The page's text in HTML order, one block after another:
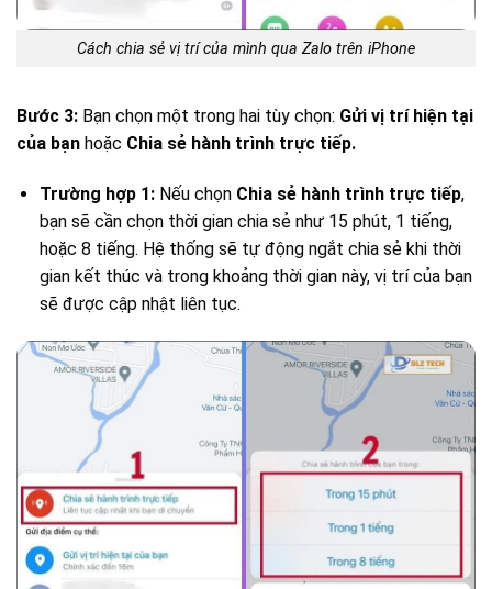
Cách chia sẻ vị trí của mình qua Zalo trên iPhone
Bước 3: Bạn chọn một trong hai tùy chọn: Gửi vị trí hiện tại
của bạn hoặc Chia sẻ hành trình trực tiếp.
Trường hợp 1:Nếu chọn Chia sẻ hành trình trực tiếp,
bạn sẽ cần chọn thời gian chia sẻ như 15 phút, 1 tiếng,
hoặc 8 tiếng. Hệ thống sẽ tự động ngắt chia sẻ khi thời
gian kết thúc và trong khoảng thời gian này, vị trí của bạn
sẽ được cập nhật liên tục.